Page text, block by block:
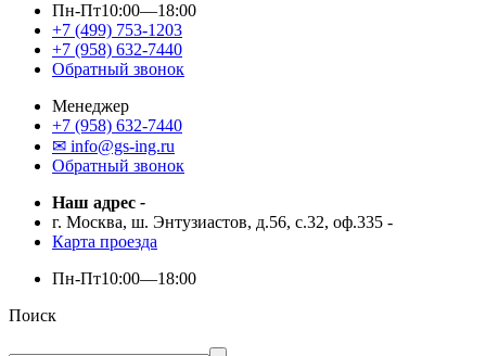
Пн-Пт10:00—18:00
+7 (499) 753-1203
+7 (958) 632-7440
Обратный звонок
Менеджер
+7 (958) 632-7440
✉ info@gs-ing.ru
Обратный звонок
Наш адрес -
г. Москва, ш. Энтузиастов, д.56, с.32, оф.335 -
Карта проезда
Пн-Пт10:00—18:00
Поиск